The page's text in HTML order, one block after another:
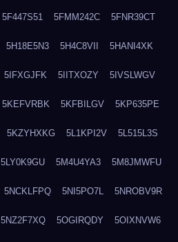
5F447S51 5FMM242C 5FNR39CT
5H18E5N3 5H4C8VII 5HANI4XK
5IFXGJFK 5IITXOZY 5IVSLWGV
5KEFVRBK 5KFBILGV 5KP635PE
5KZYHXKG 5L1KPI2V 5L515L3S
5LY0K9GU 5M4U4YA3 5M8JMWFU
5NCKLFPQ 5NI5PO7L 5NROBV9R
5NZ2F7XQ 5OGIRQDY 5OIXNVW6